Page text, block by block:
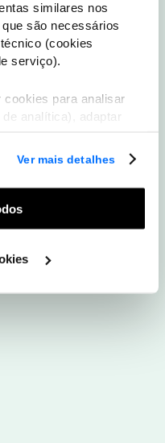
similares nos
são necessários
(cookies
serviço).
para analisar
analítica), adaptar
e
Pode gerir a
"
Ver mais detalhes
instalar a app WOO.
para acederes
de forma fácil e segura.
WOO